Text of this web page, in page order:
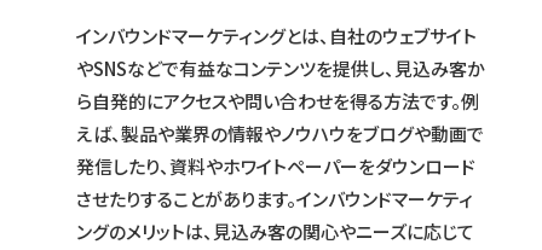
インバウンドマーケティングとは、自社のウェブサイト
やSNSなどで有益なコンテンツを提供し、見込み客か
ら自発的にアクセスや問い合わせを得る方法です。例
えば、製品や業界の情報やノウハウをブログや動画で
発信したり、資料やホワイトペーパーをダウンロード
させたりすることがあります。インバウンドマーケティ
ングのメリットは、見込み客の関心やニーズに応じて